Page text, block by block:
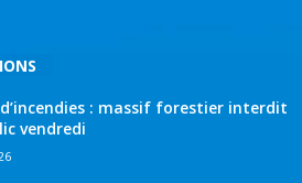
d’incendies : massif forestier interdit
vendredi